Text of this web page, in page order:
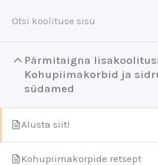
content
Esileht Kõik
Pärmitaigna
Kohupiimakorbid ja
südamed
Alusta siit!
Kohupiimakorpide retsept